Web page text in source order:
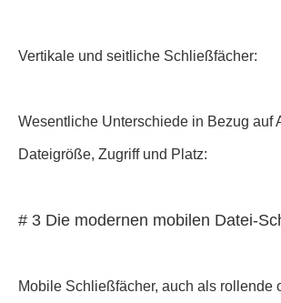
Vertikale und seitliche Schließfächer:
Wesentliche Unterschiede in Bezug auf
Dateigröße, Zugriff und Platz:
# 3 Die modernen mobilen Datei-
Mobile Schließfächer, auch als rollende